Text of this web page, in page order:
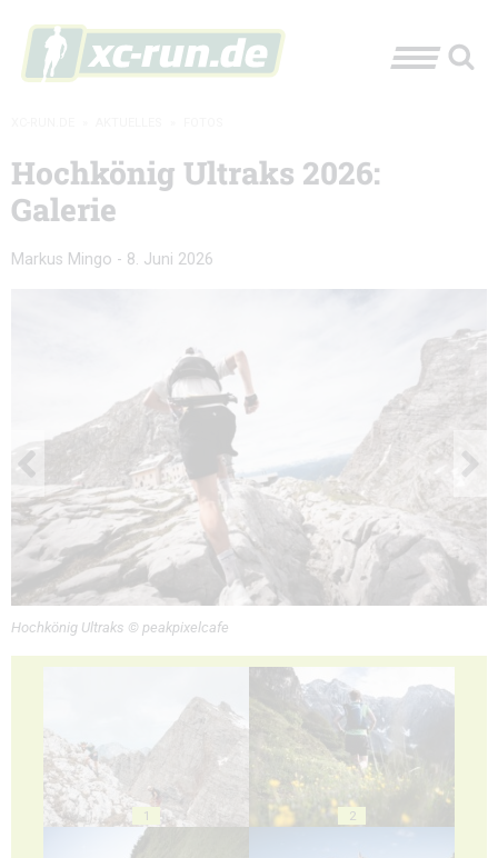
Hochkönig Ultraks 2026:
Galerie
Markus Mingo - 8. Juni 2026
Hochkönig Ultraks © peakpixelcafe
1 2